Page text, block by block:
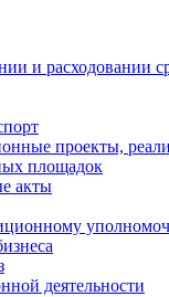
и расходовании
проекты,
площадок
акты
деятельности